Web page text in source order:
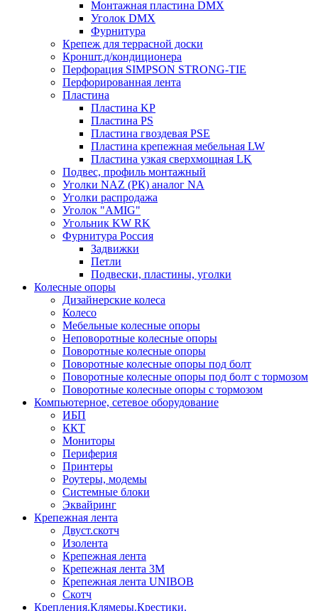
Монтажная пластина DMX
Уголок DMX
Фурнитура
Крепеж для террасной доски
Кроншт.д/кондиционера
Перфорация SIMPSON STRONG-TIE
Перфорированная лента
Пластина
Пластина KP
Пластина PS
Пластина гвоздевая PSE
Пластина крепежная мебельная LW
Пластина узкая сверхмощная LK
Подвес, профиль монтажный
Уголки NAZ (РК) аналог NA
Уголки распродажа
Уголок "AMIG"
Угольник KW RK
Фурнитура Россия
Задвижки
Петли
Подвески, пластины, уголки
Колесные опоры
Дизайнерские колеса
Колесо
Мебельные колесные опоры
Неповоротные колесные опоры
Поворотные колесные опоры
Поворотные колесные опоры под болт
Поворотные колесные опоры под болт с тормозом
Поворотные колесные опоры с тормозом
Компьютерное, сетевое оборудование
ИБП
ККТ
Мониторы
Периферия
Принтеры
Роутеры, модемы
Системные блоки
Эквайринг
Крепежная лента
Двуст.скотч
Изолента
Крепежная лента
Крепежная лента 3М
Крепежная лента UNIBOB
Скотч
Крепления.Клямеры.Крестики.